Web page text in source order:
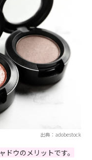
出典：adobestock
ウのメリットです。